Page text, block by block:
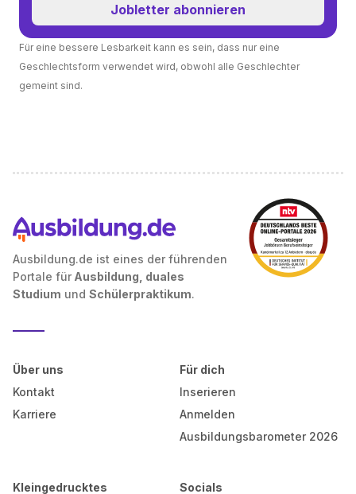
Jobletter abonnieren
Für eine bessere Lesbarkeit kann es sein, dass nur eine
Geschlechtsform verwendet wird, obwohl alle Geschlechter
gemeint sind.
Ausbildung.de ist eines der führenden
Portale für Ausbildung, duales
Studium und Schülerpraktikum.
Über uns
Kontakt
Karriere
Für dich
Inserieren
Anmelden
Ausbildungsbarometer 2026
Kleingedrucktes Socials